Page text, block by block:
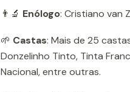
👨‍🔬 Enólogo: Cristiano van
🌱 Castas: Mais de 25
Donzelinho Tinto, Tinta
Nacional, entre outras.